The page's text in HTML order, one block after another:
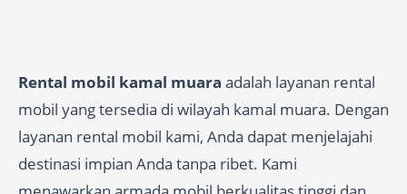
Rental mobil kamal muara adalah layanan rental
mobil yang tersedia di wilayah kamal muara. Dengan
layanan rental mobil kami, Anda dapat menjelajahi
destinasi impian Anda tanpa ribet. Kami